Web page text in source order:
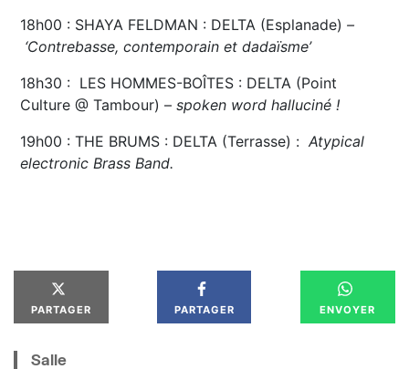
18h00 : SHAYA FELDMAN : DELTA (Esplanade)–
‘Contrebasse, contemporain et dadaïsme’
18h30 : LES HOMMES-BOÎTES : DELTA (Point
Culture @ Tambour) –spoken word halluciné !
19h00 : THE BRUMS : DELTA (Terrasse) :Atypical
electronic Brass Band.
PARTAGER PARTAGER ENVOYER
Salle